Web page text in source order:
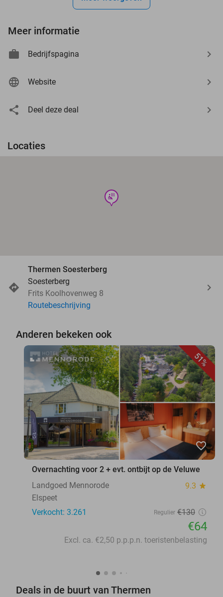
Meer informatie
Bedrijfspagina
Website
Deel deze deal
Locaties
wellness
Thermen Soesterberg
Soesterberg
Frits Koolhovenweg 8
Routebeschrijving
Anderen bekeken ook
51%
favorite_border
Overnachting voor 2 + evt. ontbijt op de Veluwe
Landgoed Mennorode
9.3 star
Elspeet
Verkocht: 3.261
Regulier €130
€64
Excl. ca. €2,50 p.p.p.n. toeristenbelasting
Deals in de buurt van Thermen